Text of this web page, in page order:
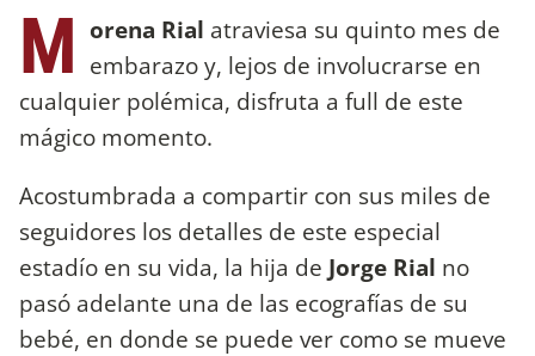
M orena Rial atraviesa su quinto mes de
embarazo y, lejos de involucrarse en
cualquier polémica, disfruta a full de este
mágico momento.
Acostumbrada a compartir con sus miles de
seguidores los detalles de este especial
estadío en su vida, la hija de Jorge Rial no
pasó adelante una de las ecografías de su
bebé, en donde se puede ver como se mueve